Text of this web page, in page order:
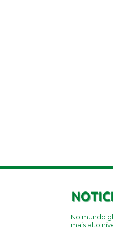
No mundo
mais alto